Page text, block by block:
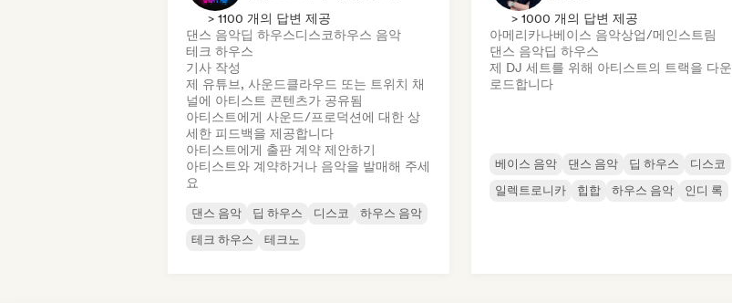
> 1100 개의 답변 제공
댄스 음악딥 하우스디스코하우스 음악
테크 하우스
기사 작성
제 유튜브, 사운드클라우드 또는 트위치 채
널에 아티스트 콘텐츠가 공유됨
아티스트에게 사운드/프로덕션에 대한 상
세한 피드백을 제공합니다
아티스트에게 출판 계약 제안하기
아티스트와 계약하거나 음악을 발매해 주세
요
댄스 음악 딥 하우스 디스코
하우스 음악
테크 하우스
테크노
> 1000 개의 답변 제공
아메리카나베이스 음악상업/메인스트림
댄스 음악딥 하우스
제 DJ 세트를 위해 아티스트의 트랙을 다운
로드합니다
베이스 음악 댄스 음악 딥 하우스
디스코
일렉트로니카
힙합 하우스 음악 인디 록